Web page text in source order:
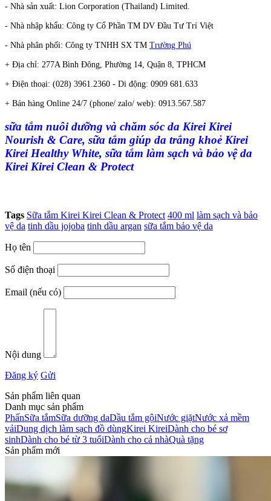
- Nhà sản xuất: Lion Corporation (Thailand) Limited.
- Nhà nhập khẩu: Công ty Cổ Phần TM DV Đầu Tư Trí Việt
- Nhà phân phối: Công ty TNHH SX TM Trường Phú
+ Địa chỉ: 277A Bình Đông, Phường 14, Quận 8, TPHCM
+ Điện thoại: (028) 3961.2360 - Di động: 0909 681.633
+ Bán hàng Online 24/7 (phone/ zalo/ web): 0913.567.587
sữa tắm nuôi dưỡng và chăm sóc da Kirei Kirei
Nourish & Care, sữa tắm giúp da trắng khoẻ Kirei
Kirei Healthy White, sữa tắm làm sạch và bảo vệ da
Kirei Kirei Clean & Protect
Tags Sữa tắm Kirei Kirei Clean & Protect 400 ml làm sạch và bảo
vệ da tinh dầu jojoba tinh dầu argan sữa tắm bảo vệ da
Họ tên
Số điện thoại
Email (nếu có)
Nội dung
Đăng ký Gửi
Sản phẩm liên quan
Danh mục sản phẩm
PhấnSữa tắmSữa dưỡng daDầu tắm gộiNước giặtNước xả mềm
vảiDung dịch làm sạch đồ dùngKirei KireiDành cho bé sơ
sinhDành cho bé từ 3 tuổiDành cho cả nhàQuà tặng
Sản phẩm mới